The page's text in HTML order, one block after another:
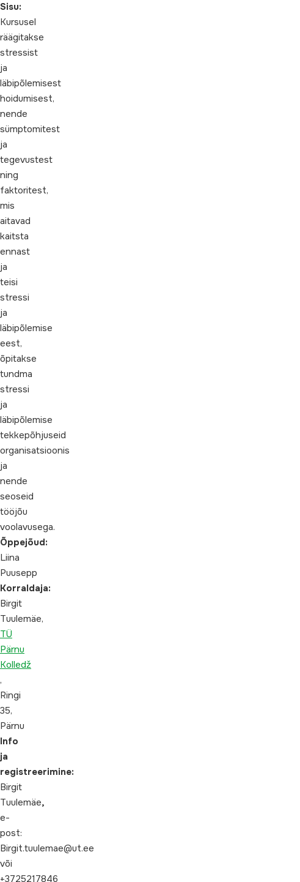
Sisu:
Kursusel
räägitakse
stressist
ja
läbipõlemisest
hoidumisest,
nende
sümptomitest
ja
tegevustest
ning
faktoritest,
mis
aitavad
kaitsta
ennast
ja
teisi
stressi
ja
läbipõlemise
eest,
õpitakse
tundma
stressi
ja
läbipõlemise
tekkepõhjuseid
organisatsioonis
ja
nende
seoseid
tööjõu
voolavusega.
Õppejõud:
Liina
Puusepp
Korraldaja:
Birgit
Tuulemäe,
TÜ
Pärnu
Kolledž
,
Ringi
35,
Pärnu
Info
ja
registreerimine:
Birgit
Tuulemäe,
e-
post:
Birgit.tuulemae@ut.ee
või
+3725217846